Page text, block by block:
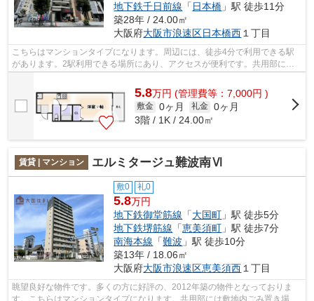
地下鉄千日前線 「 日本橋 」駅 徒歩11分
築28年 / 24.00㎡
大阪府大阪市浪速区日本橋西１丁目
こちらはマンションタイプになります。周辺には、徒歩4分で利用できる駅
があります。2駅利用できる場所にあり、アクセスが便利です。共用部には
5.8万円 (管理費等：7,000円 )
敷金 0ヶ月 礼金 0ヶ月
3階 / 1K / 24.00㎡
賃貸 | マンション エルミタージュ難波南Ⅵ
敷0 礼0
5.8万円
地下鉄御堂筋線 「大国町 」駅 徒歩5分
地下鉄堺筋線 「恵美須町 」駅 徒歩7分
南海本線 「難波 」駅 徒歩10分
築13年 / 18.06㎡
大阪府大阪市浪速区恵美須西１丁目
眺望良好な物件です。多くの方に好評の、2012年築の物件となっておりま
す。こちらはマンションタイプになります。共用部には敷地内ごみ置き場・